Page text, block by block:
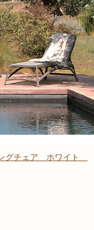
グチェア ホワイト